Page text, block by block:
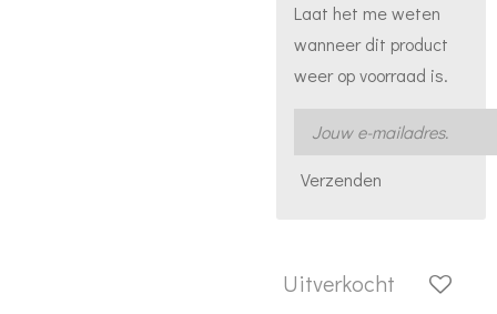
Laat het me weten
wanneer dit product
weer op voorraad is.
Verzenden
Uitverkocht